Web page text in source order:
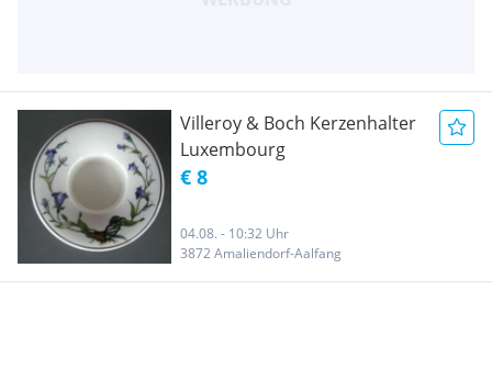
Villeroy & Boch Kerzenhalter
Luxembourg
€ 8
04.08. - 10:32 Uhr
3872 Amaliendorf-Aalfang